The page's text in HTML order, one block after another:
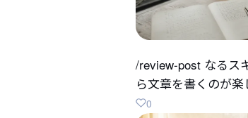
/review-post なるス
ら文章を書くのが
0